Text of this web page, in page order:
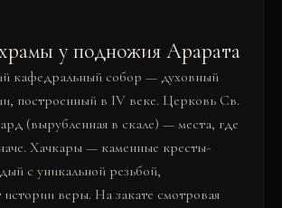
у подножия Арарата
кафедральный собор — духовный
построенный в IV веке. Церковь Св.
(вырубленная в скале) — места, где
Хачкары — каменные кресты-
с уникальной резьбой,
веры. На закате смотровая